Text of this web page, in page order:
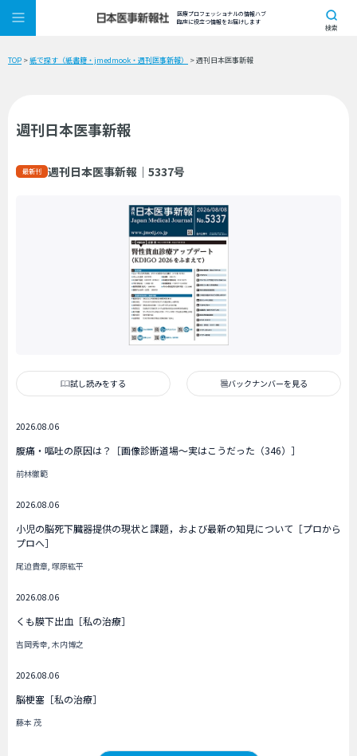
医療プロフェッショナルの情報ハブ
臨床に役立つ情報をお届けします
検索
TOP >紙で探す（紙書籍・jmedmook・週刊医事新報） > 週刊日本医事新報
週刊日本医事新報
最新刊 週刊日本医事新報｜5337号
試し読みをする バックナンバーを見る
2026.08.06
腹痛・嘔吐の原因は？［画像診断道場～実はこうだった（346）］
前林徹範
2026.08.06
小児の脳死下臓器提供の現状と課題，および最新の知見について［プロから
プロへ］
尾迫貴章, 塚原紘平
2026.08.06
くも膜下出血［私の治療］
吉岡秀幸, 木内博之
2026.08.06
脳梗塞［私の治療］
藤本 茂